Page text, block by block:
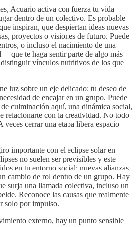
Acuario activa con fuerza tu vida
dentro de un colectivo. Es probable
inspiran, que despiertan ideas nuevas
proyectos o visiones de futuro. Puede
o incluso el nacimiento de una
que te haga sentir parte de algo más
vínculos nutritivos de los que
luz sobre un eje delicado: tu deseo de
de encajar en un grupo. Puede
culminación aquí, una dinámica social,
relacionarte con la creatividad. No todo
veces cerrar una etapa libera espacio
importante con el eclipse solar en
no suelen ser previsibles y este
en tu entorno social: nuevas alianzas,
cambio de rol dentro de un grupo. Hay
surja una llamada colectiva, incluso un
Reconoce las causas que realmente
solo por impulso.
externo, hay un punto sensible